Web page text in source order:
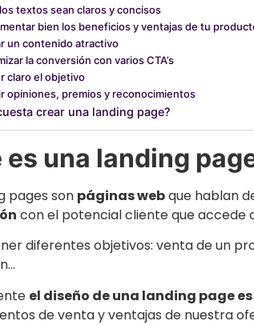
textos sean claros y concisos
bien los beneficios y ventajas de tu
un contenido atractivo
la conversión con varios CTA’s
claro el objetivo
opiniones, premios y reconocimientos
crear una landing page?
es una landing
pages son páginas webque hablan
con el potencial cliente que accede
diferentes objetivos: venta de un
el diseño de una landing page
de venta y ventajas de nuestra